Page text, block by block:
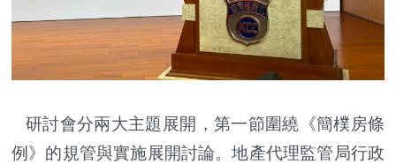
研討會分兩大主題展開，第一節圍繞《簡樸房條
例》的規管與實施展開討論。地產代理監管局行政